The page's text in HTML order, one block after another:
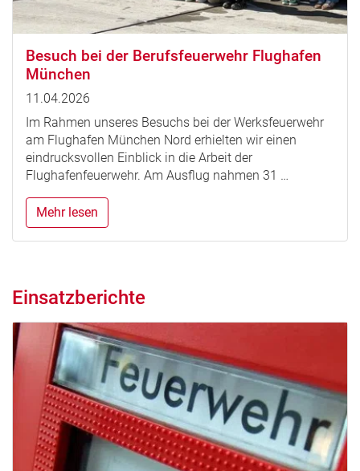
Besuch bei der Berufsfeuerwehr Flughafen
München
11.04.2026
Im Rahmen unseres Besuchs bei der Werksfeuerwehr
am Flughafen München Nord erhielten wir einen
eindrucksvollen Einblick in die Arbeit der
Flughafenfeuerwehr. Am Ausflug nahmen 31 …
Mehr lesen
Einsatzberichte